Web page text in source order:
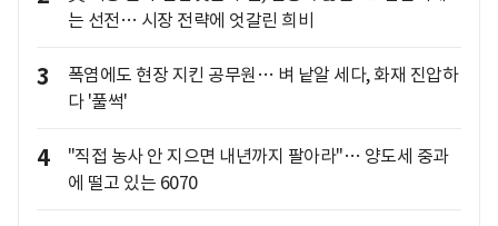
는 선전… 시장 전략에 엇갈린 희비
3
폭염에도 현장 지킨 공무원… 벼 낱알 세다, 화재 진압하
다 '풀썩'
4
"직접 농사 안 지으면 내년까지 팔아라"… 양도세 중과
에 떨고 있는 6070